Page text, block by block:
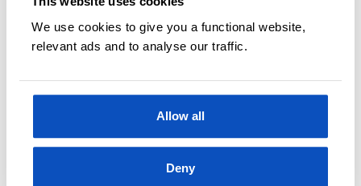
We use cookies to give you a functional website,
relevant ads and to analyse our traffic.
Allow all
Deny
hvilke deler som fikk folk til å le høyt